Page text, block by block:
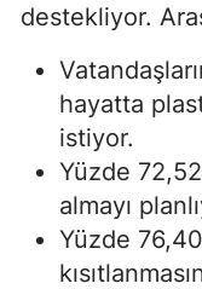
destekliyor.
hayatta
istiyor.
Yüzde
almayı
Yüzde